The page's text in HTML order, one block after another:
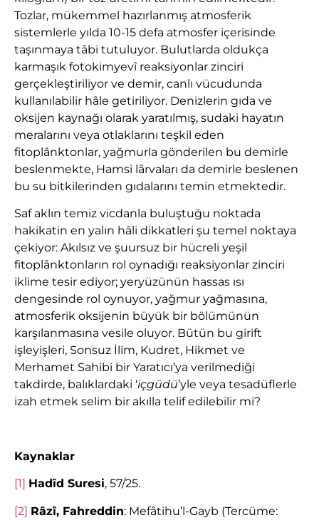
Tozlar, mükemmel hazırlanmış atmosferik
sistemlerle yılda 10-15 defa atmosfer içerisinde
taşınmaya tâbi tutuluyor. Bulutlarda oldukça
karmaşık fotokimyevî reaksiyonlar zinciri
gerçekleştiriliyor ve demir, canlı vücudunda
kullanılabilir hâle getiriliyor. Denizlerin gıda ve
oksijen kaynağı olarak yaratılmış, sudaki hayatın
meralarını veya otlaklarını teşkil eden
fitoplânktonlar, yağmurla gönderilen bu demirle
beslenmekte, Hamsi lârvaları da demirle beslenen
bu su bitkilerinden gıdalarını temin etmektedir.
Saf aklın temiz vicdanla buluştuğu noktada
hakikatin en yalın hâli dikkatleri şu temel noktaya
çekiyor: Akılsız ve şuursuz bir hücreli yeşil
fitoplânktonların rol oynadığı reaksiyonlar zinciri
iklime tesir ediyor; yeryüzünün hassas ısı
dengesinde rol oynuyor, yağmur yağmasına,
atmosferik oksijenin büyük bir bölümünün
karşılanmasına vesile oluyor. Bütün bu girift
işleyişleri, Sonsuz İlim, Kudret, Hikmet ve
Merhamet Sahibi bir Yaratıcı’ya verilmediği
takdirde, balıklardaki ‘içgüdü’yle veya tesadüflerle
izah etmek selim bir akılla telif edilebilir mi?
Kaynaklar
[1] Hadîd Suresi, 57/25.
[2] Râzî, Fahreddin: Mefâtihu’l-Gayb (Tercüme: